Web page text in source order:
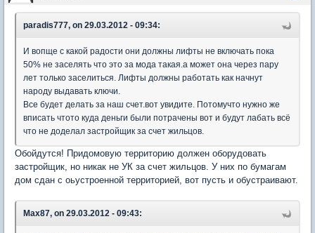
paradis777, on 29.03.2012 - 09:34:
И вопще с какой радости они должны лифты не включать пока
50% не заселять что это за мода такая.а может она через пару
лет только заселиться. Лифты должны работать как начнут
народу выдавать ключи.
Все будет делать за наш счет.вот увидите. Потомучто нужно же
вписать чтото куда деньги были потрачены вот и будут лабать всё
что не доделал застройщик за счет жильцов.
Обойдутся! Придомовую территорию должен оборудовать
застройщик, но никак не УК за счет жильцов. У них по бумагам
дом сдан с оьустроенной территорией, вот пусть и обустраивают.
Max87, on 29.03.2012 - 09:43: